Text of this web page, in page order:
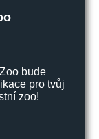
bude
pro tvůj
zoo!